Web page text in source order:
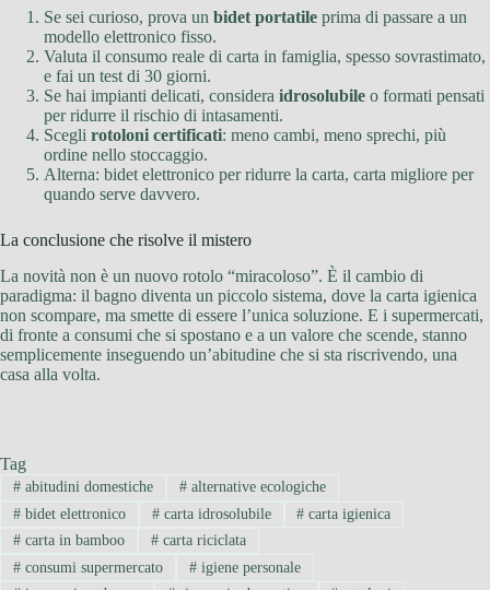
Se sei curioso, prova un bidet portatile prima di passare a un
modello elettronico fisso.
Valuta il consumo reale di carta in famiglia, spesso sovrastimato,
e fai un test di 30 giorni.
Se hai impianti delicati, considera idrosolubile o formati pensati
per ridurre il rischio di intasamenti.
Scegli rotoloni certificati: meno cambi, meno sprechi, più
ordine nello stoccaggio.
Alterna: bidet elettronico per ridurre la carta, carta migliore per
quando serve davvero.
La conclusione che risolve il mistero
La novità non è un nuovo rotolo “miracoloso”. È il cambio di
paradigma: il bagno diventa un piccolo sistema, dove la carta igienica
non scompare, ma smette di essere l’unica soluzione. E i supermercati,
di fronte a consumi che si spostano e a un valore che scende, stanno
semplicemente inseguendo un’abitudine che si sta riscrivendo, una
casa alla volta.
Tag
#abitudini domestiche #alternative ecologiche
#bidet elettronico #carta idrosolubile # carta igienica
#carta in bamboo #carta riciclata
#consumi supermercato #igiene personale